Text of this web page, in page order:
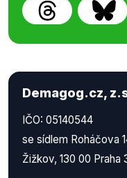
Demagog.cz,
IČO: 05140544
se sídlem Roháčova
Žižkov, 130 00 Praha